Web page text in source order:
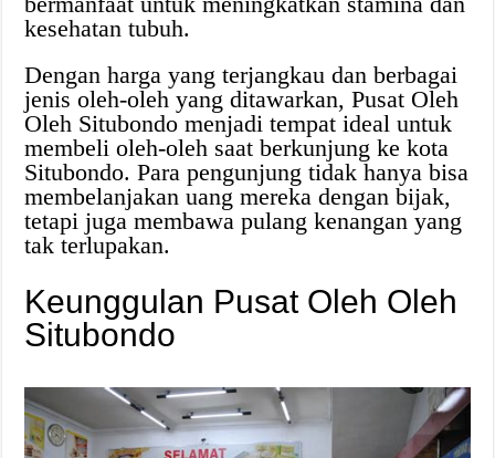
kesehatan tubuh.
Dengan harga yang terjangkau dan berbagai
jenis oleh-oleh yang ditawarkan, Pusat Oleh
Oleh Situbondo menjadi tempat ideal untuk
membeli oleh-oleh saat berkunjung ke kota
Situbondo. Para pengunjung tidak hanya bisa
membelanjakan uang mereka dengan bijak,
tetapi juga membawa pulang kenangan yang
tak terlupakan.
Keunggulan Pusat Oleh Oleh
Situbondo